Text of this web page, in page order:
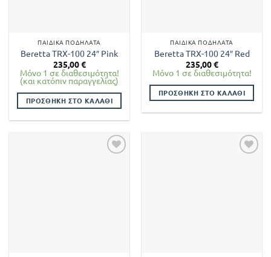
σελίδα
του
προϊόντος
ΠΑΙΔΙΚΆ ΠΟΔΉΛΑΤΑ
Beretta TRX-100 24″ Pink
235,00€
Μόνο 1 σε διαθεσιμότητα!
(και κατόπιν παραγγελίας)
ΠΡΟΣΘΉΚΗ ΣΤΟ ΚΑΛΆΘΙ
ΠΑΙΔΙΚΆ ΠΟΔΉΛΑΤΑ
Beretta TRX-100 24″ Red
235,00€
Μόνο 1 σε διαθεσιμότητα!
ΠΡΟΣΘΉΚΗ ΣΤΟ ΚΑΛΆΘΙ